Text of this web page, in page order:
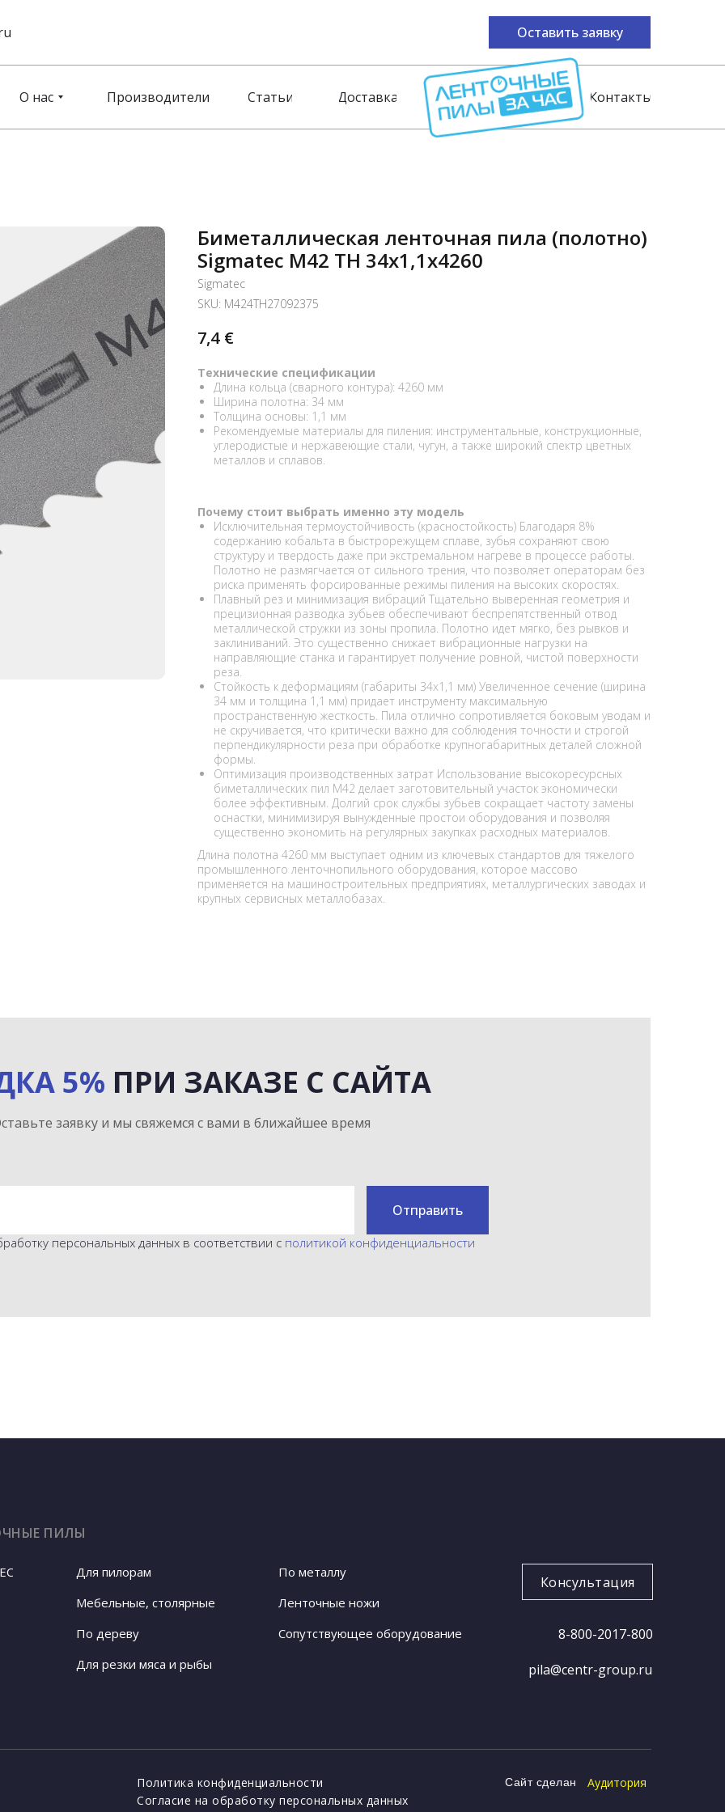
О нас Доставка
Статьи
Производители
Оставить заявку
Контакты
Биметаллическая ленточная пила (полотно)
Sigmatec M42 TH 34x1,1x4260
Sigmatec
SKU: M424TH27092375
7,4 €
Технические спецификации
Длина кольца (сварного контура): 4260 мм
Ширина полотна: 34 мм
Толщина основы: 1,1 мм
Рекомендуемые материалы для пиления: инструментальные, конструкционные,
углеродистые и нержавеющие стали, чугун, а также широкий спектр цветных
металлов и сплавов.
Почему стоит выбрать именно эту модель
Исключительная термоустойчивость (красностойкость) Благодаря 8%
содержанию кобальта в быстрорежущем сплаве, зубья сохраняют свою
структуру и твердость даже при экстремальном нагреве в процессе работы.
Полотно не размягчается от сильного трения, что позволяет операторам без
риска применять форсированные режимы пиления на высоких скоростях.
Плавный рез и минимизация вибраций Тщательно выверенная геометрия и
прецизионная разводка зубьев обеспечивают беспрепятственный отвод
металлической стружки из зоны пропила. Полотно идет мягко, без рывков и
заклиниваний. Это существенно снижает вибрационные нагрузки на
направляющие станка и гарантирует получение ровной, чистой поверхности
реза.
Стойкость к деформациям (габариты 34х1,1 мм) Увеличенное сечение (ширина
34 мм и толщина 1,1 мм) придает инструменту максимальную
пространственную жесткость. Пила отлично сопротивляется боковым уводам и
не скручивается, что критически важно для соблюдения точности и строгой
перпендикулярности реза при обработке крупногабаритных деталей сложной
формы.
Оптимизация производственных затрат Использование высокоресурсных
биметаллических пил M42 делает заготовительный участок экономически
более эффективным. Долгий срок службы зубьев сокращает частоту замены
оснастки, минимизируя вынужденные простои оборудования и позволяя
существенно экономить на регулярных закупках расходных материалов.
Длина полотна 4260 мм выступает одним из ключевых стандартов для тяжелого
промышленного ленточнопильного оборудования, которое массово
применяется на машиностроительных предприятиях, металлургических заводах и
крупных сервисных металлобазах.
5% ПРИ ЗАКАЗЕ С САЙТА
заявку и мы свяжемся с вами в ближайшее время
персональных данных в соответствии с политикой конфиденциальности
Отправить
Консультация
Для пилорам
Мебельные, столярные
По дереву
Для резки мяса и рыбы
8-800-2017-800
pila@centr-group.ru
ПИЛЫ
По металлу
Ленточные ножи
Сопутствующее оборудование
Cогласие на обработку персональных данных
Политика конфиденциальности Сайт сделан Аудитория